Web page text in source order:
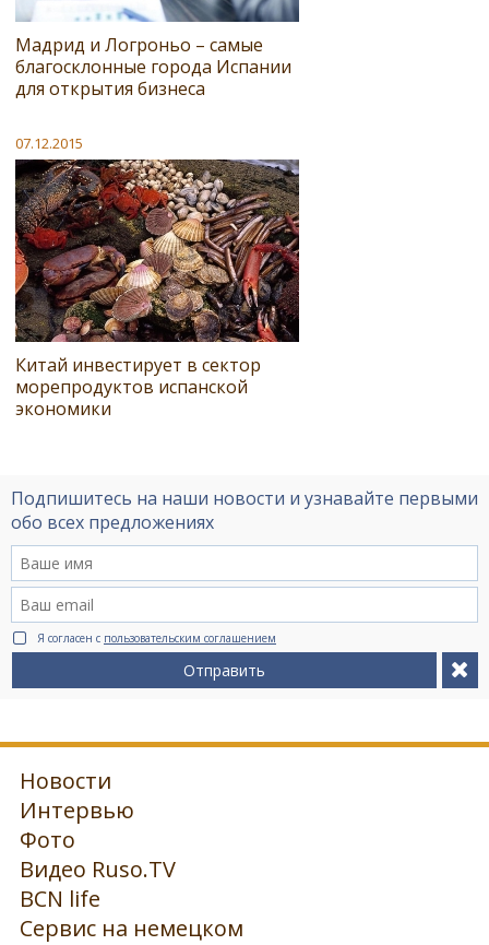
Мадрид и Логроньо – самые
благосклонные города Испании
для открытия бизнеса
07.12.2015
Китай инвестирует в сектор
морепродуктов испанской
экономики
Подпишитесь на наши новости и узнавайте первыми
обо всех предложениях
Я согласен с пользовательским соглашением
Отправить
Новости
Интервью
Фото
Видео Ruso.TV
BCN life
Сервис на немецком